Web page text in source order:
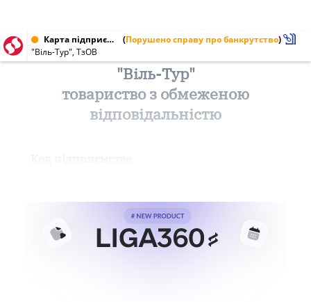
Карта підприємства від 09.12.1999 № 20146310 (Порушено справу про банкрутство)
"Віль-Тур", ТзОВ
"Віль-Тур"
товариство з обмеженою
відповідальністю